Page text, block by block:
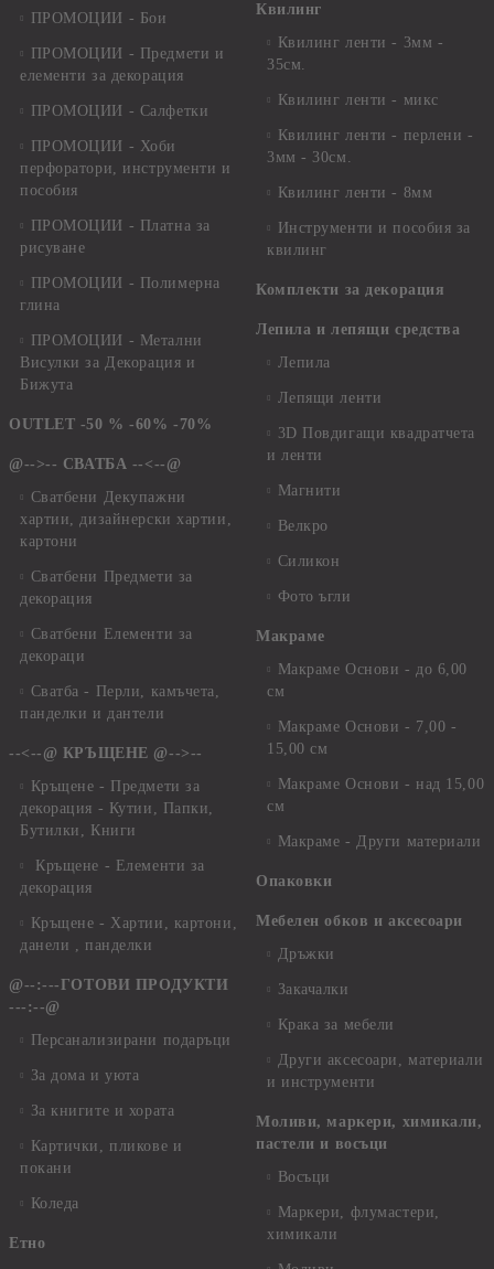
ПРОМОЦИИ - Бои
ПРОМОЦИИ - Предмети и
елементи за декорация
ПРОМОЦИИ - Салфетки
ПРОМОЦИИ - Хоби
перфоратори, инструменти и
пособия
ПРОМОЦИИ - Платна за
рисуване
ПРОМОЦИИ - Полимерна
глина
ПРОМОЦИИ - Метални
Висулки за Декорация и
Бижута
OUTLET -50 % -60% -70%
@-->-- СВАТБА --<--@
Сватбени Декупажни
хартии, дизайнерски хартии,
картони
Сватбени Предмети за
декорация
Сватбени Елементи за
декораци
Сватба - Перли, камъчета,
панделки и дантели
--<--@ КРЪЩЕНЕ @-->--
Кръщене - Предмети за
декорация - Кутии, Папки,
Бутилки, Книги
Кръщене - Елементи за
декорация
Кръщене - Хартии, картони,
данели , панделки
@--:---ГОТОВИ ПРОДУКТИ
---:--@
Персанализирани подаръци
За дома и уюта
За книгите и хората
Картички, пликове и
покани
Коледа
Етно
Квилинг
Квилинг ленти - 3мм -
35см.
Квилинг ленти - микс
Квилинг ленти - перлени -
3мм - 30см.
Квилинг ленти - 8мм
Инструменти и пособия за
квилинг
Комплекти за декорация
Лепила и лепящи средства
Лепила
Лепящи ленти
3D Повдигащи квадратчета
и ленти
Магнити
Велкро
Силикон
Фото ъгли
Макраме
Макраме Основи - до 6,00
см
Макраме Основи - 7,00 -
15,00 см
Макраме Основи - над 15,00
см
Макраме - Други материали
Опаковки
Мебелен обков и аксесоари
Дръжки
Закачалки
Крака за мебели
Други аксесоари, материали
и инструменти
Моливи, маркери, химикали,
пастели и восъци
Восъци
Маркери, флумастери,
химикали